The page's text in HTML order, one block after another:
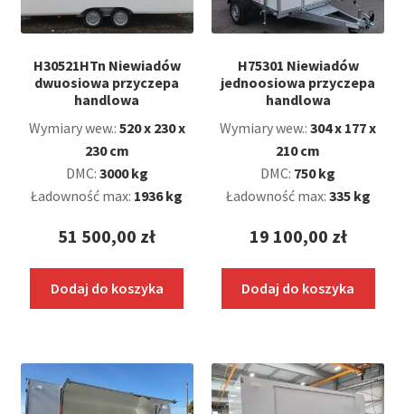
H30521HTn Niewiadów
dwuosiowa przyczepa
handlowa
Wymiary wew.: 520 x 230 x
230 cm
DMC: 3000 kg
Ładowność max: 1936 kg
51 500,00 zł
Dodaj do koszyka
H75301 Niewiadów
jednoosiowa przyczepa
handlowa
Wymiary wew.:304 x 177 x
210 cm
DMC: 750 kg
Ładowność max: 335 kg
19 100,00 zł
Dodaj do koszyka